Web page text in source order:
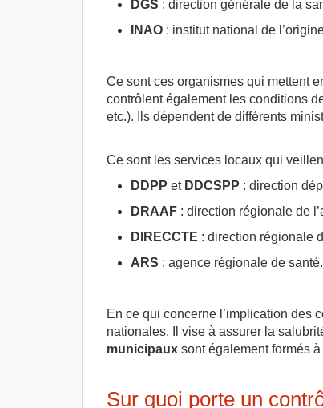
DGS : direction générale de la
INAO : institut national de
Ce sont ces organismes qui mettent
contrôlent également les conditions
etc.). Ils dépendent de différents
Ce sont les services locaux qui
DDPP et DDCSPP : direction
DRAAF : direction régionale de
DIRECCTE : direction régionale
ARS : agence régionale de santé.
En ce qui concerne l’implication des
nationales. Il vise à assurer la
municipaux sont également formés
Sur quoi porte un